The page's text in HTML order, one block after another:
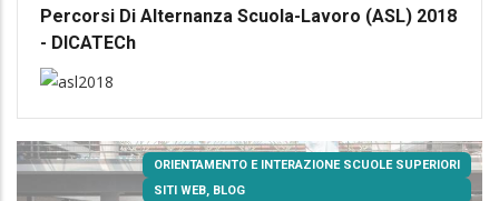
Percorsi Di Alternanza Scuola-Lavoro (ASL) 2018
- DICATECh
ORIENTAMENTO E INTERAZIONE SCUOLE SUPERIORI
SITI WEB, BLOG